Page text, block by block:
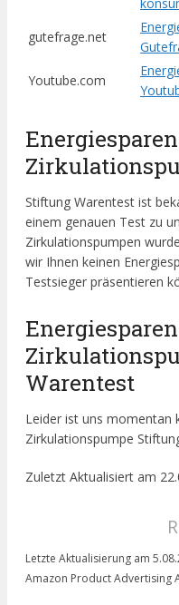
gutefrage.net
Youtube.com
Stiftung Warentest ist
einem genauen Test zu
Zirkulationspumpen
wir Ihnen keinen
Testsieger präsentieren
Warentest
Leider ist uns momentan
Zirkulationspumpe
Zuletzt Aktualisiert am
Letzte Aktualisierung am
Amazon Product Advertising